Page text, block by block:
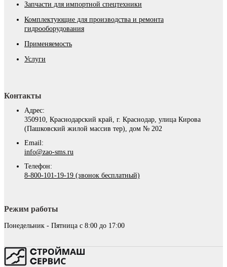
Запчасти для импортной спецтехники
Комплектующие для производства и ремонта
гидрооборудования
Применяемость
Услуги
Контакты
Адрес:
350910, Краснодарский край, г. Краснодар, улица Кирова
(Пашковский жилой массив тер), дом № 202
Email:
info@zao-sms.ru
Телефон:
8-800-101-19-19 (звонок бесплатный)
Режим работы
Понедельник - Пятница с 8:00 до 17:00